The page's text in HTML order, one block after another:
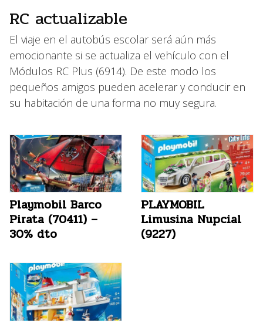
RC actualizable
El viaje en el autobús escolar será aún más
emocionante si se actualiza el vehículo con el
Módulos RC Plus (6914). De este modo los
pequeños amigos pueden acelerar y conducir en
su habitación de una forma no muy segura.
Playmobil Barco
Pirata (70411) –
30% dto
PLAYMOBIL
Limusina Nupcial
(9227)